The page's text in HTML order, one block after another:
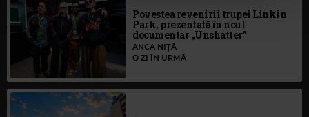
Povestea revenirii trupei Linkin
Park, prezentată în noul
documentar „Unshatter”
ANCA NIȚĂ
O ZI ÎN URMĂ